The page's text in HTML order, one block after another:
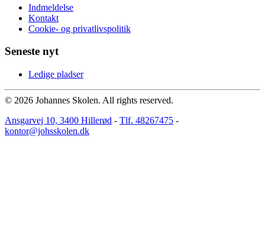
Indmeldelse
Kontakt
Cookie- og privatlivspolitik
Seneste nyt
Ledige pladser
© 2026 Johannes Skolen. All rights reserved.
Ansgarvej 10, 3400 Hillerød - Tlf. 48267475 -
kontor@johsskolen.dk